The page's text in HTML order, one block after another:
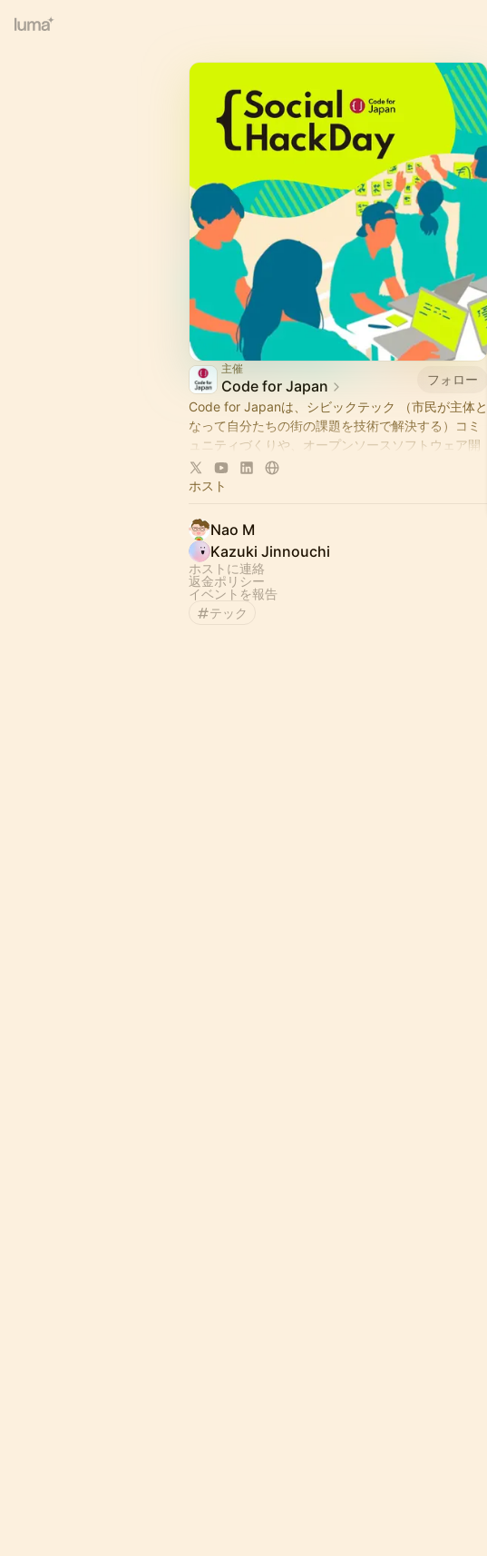
主催
Code for Japan
フォロー
Code for Japanは、シビックテック （市民が主体と
なって自分たちの街の課題を技術で解決する）コミ
ュニティづくりや、オープンソースソフトウェア開
発に取り組む非営利団体です。より良い未来に向け
て、立場を超えてさまざまな人たちと「ともに考
（詳細は
https://www.code4japan.org/
さい。）
ホスト
Nao M
Kazuki Jinnouchi
ホストに連絡
返金ポリシー
イベントを報告
テック